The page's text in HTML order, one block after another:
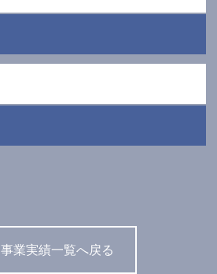
事業実績一覧へ戻る